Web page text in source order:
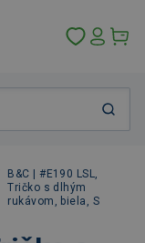
B&C | #E190 LSL,
Tričko s dlhým
rukávom, biela, S